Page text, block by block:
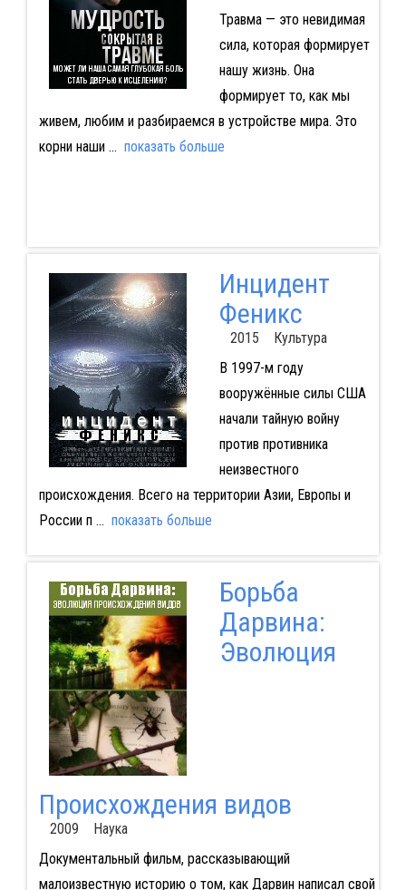
Травма — это невидимая
сила, которая формирует
нашу жизнь. Она
формирует то, как мы
живем, любим и разбираемся в устройстве мира. Это
корни наши... показать больше
Инцидент
Феникс
2015 Культура
В 1997-м году
вооружённые силы США
начали тайную войну
против противника
неизвестного
происхождения. Всего на территории Азии, Европы и
России п... показать больше
Борьба
Дарвина:
Эволюция
Происхождения видов
2009 Наука
Документальный фильм, рассказывающий
малоизвестную историю о том, как Дарвин написал свой